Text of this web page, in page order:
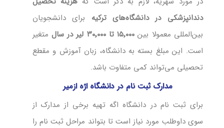
دندانپزشکی در دانشگاه‌های ترکیه برای دانشجویان
بین‌المللی معمولا بین ۱۵٬۰۰۰ تا ۳۰٬۰۰۰ لیر در سال
متغیر
است. این مبلغ بسته به دانشگاه، زبان آموزش و مقطع
تحصیلی می‌تواند کمی متفاوت باشد.
مدارک ثبت نام در دانشگاه اژه ازمیر
برای ثبت نام در دانشگاه اگه تهیه برخی از مدارک از
سوی داوطلب مورد نیاز است تا بتواند مراحل ثبت نام را